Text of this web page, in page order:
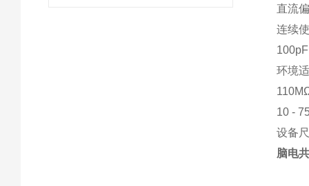
直流
连续
环境
10 -
设备
脑电